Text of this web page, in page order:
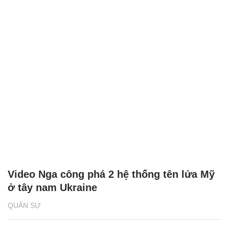
QUÂN SỰ
Video Nga công phá 2 hệ thống tên lửa Mỹ
ở tây nam Ukraine